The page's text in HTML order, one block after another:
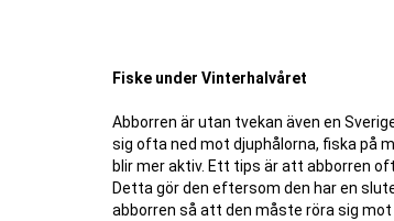
Fiske under Vinterhalvåret
Abborren är utan tvekan även en
sig ofta ned mot djuphålorna, fiska på
blir mer aktiv. Ett tips är att abborren
Detta gör den eftersom den har en
abborren så att den måste röra sig mot